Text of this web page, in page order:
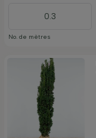
No. de mètres